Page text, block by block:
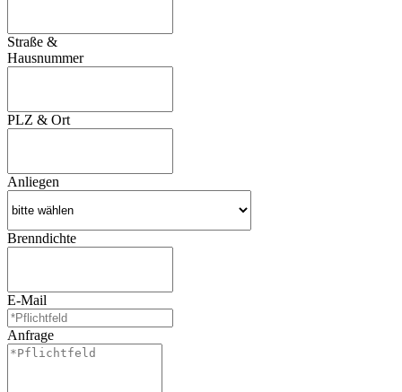
Straße &
Hausnummer
PLZ & Ort
Anliegen
Brenndichte
E-Mail
Anfrage